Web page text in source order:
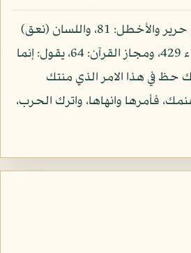
1 - ديوانه: 50، ونقائض حرير والأخطل: 81، واللسان (نعق)
وطبقات فحول الشعراء 429، ومجاز القرآن: 64، يقول: إنما
في هذا الامر الذي منتك
فأمرها وانهاها، واترك الحرب،